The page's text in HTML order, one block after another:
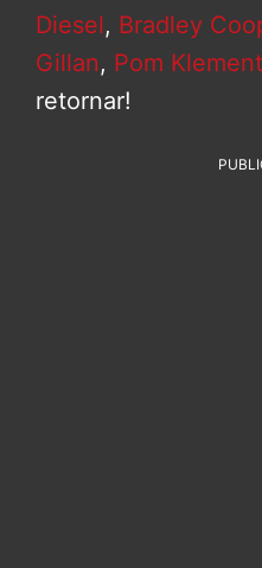
Diesel, Bradley
Gillan, Pom
retornar!